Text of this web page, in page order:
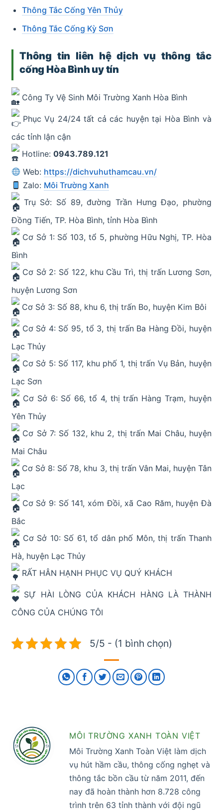
Thông Tắc Cống Yên Thủy
Thông Tắc Cống Kỳ Sơn
Thông tin liên hệ dịch vụ thông tắc
cống Hòa Bình uy tín
Công Ty Vệ Sinh Môi Trường Xanh Hòa Bình
Phục Vụ 24/24 tất cả các huyện tại Hòa Bình và
các tỉnh lận cận
Hotline: 0943.789.121
Web: https://dichvuhuthamcau.vn/
Zalo: Môi Trường Xanh
Trụ Sở: Số 89, đường Trần Hưng Đạo, phường
Đồng Tiến, TP. Hòa Bình, tỉnh Hòa Bình
Cơ Sở 1: Số 103, tổ 5, phường Hữu Nghị, TP. Hòa
Bình
Cơ Sở 2: Số 122, khu Cầu Trì, thị trấn Lương Sơn,
huyện Lương Sơn
Cơ Sở 3: Số 88, khu 6, thị trấn Bo, huyện Kim Bôi
Cơ Sở 4: Số 95, tổ 3, thị trấn Ba Hàng Đồi, huyện
Lạc Thủy
Cơ Sở 5: Số 117, khu phố 1, thị trấn Vụ Bản, huyện
Lạc Sơn
Cơ Sở 6: Số 66, tổ 4, thị trấn Hàng Trạm, huyện
Yên Thủy
Cơ Sở 7: Số 132, khu 2, thị trấn Mai Châu, huyện
Mai Châu
Cơ Sở 8: Số 78, khu 3, thị trấn Vân Mai, huyện Tân
Lạc
Cơ Sở 9: Số 141, xóm Đồi, xã Cao Răm, huyện Đà
Bắc
Cơ Sở 10: Số 61, tổ dân phố Môn, thị trấn Thanh
Hà, huyện Lạc Thủy
RẤT HÂN HẠNH PHỤC VỤ QUÝ KHÁCH
SỰ HÀI LÒNG CỦA KHÁCH HÀNG LÀ THÀNH
CÔNG CỦA CHÚNG TÔI
5/5 - (1 bình chọn)
MÔI TRƯỜNG XANH TOÀN VIỆT
Môi Trường Xanh Toàn Việt làm dịch
vụ hút hầm cầu, thông cống nghẹt và
thông tắc bồn cầu từ năm 2011, đến
nay đã hoàn thành hơn 8.728 công
trình trên 63 tỉnh thành với đội ngũ